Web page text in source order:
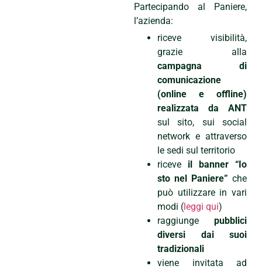
Partecipando al Paniere,
l’azienda:
riceve visibilità,
grazie alla
campagna di
comunicazione
(online e offline)
realizzata da ANT
sul sito, sui social
network e attraverso
le sedi sul territorio
riceve il banner “Io
sto nel Paniere” che
può utilizzare in vari
modi (leggi qui)
raggiunge pubblici
diversi dai suoi
tradizionali
viene invitata ad